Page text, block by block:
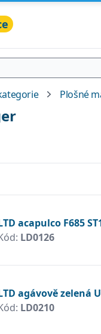
Plošné
acapulco F685
LD0126
agávově zelená
LD0210